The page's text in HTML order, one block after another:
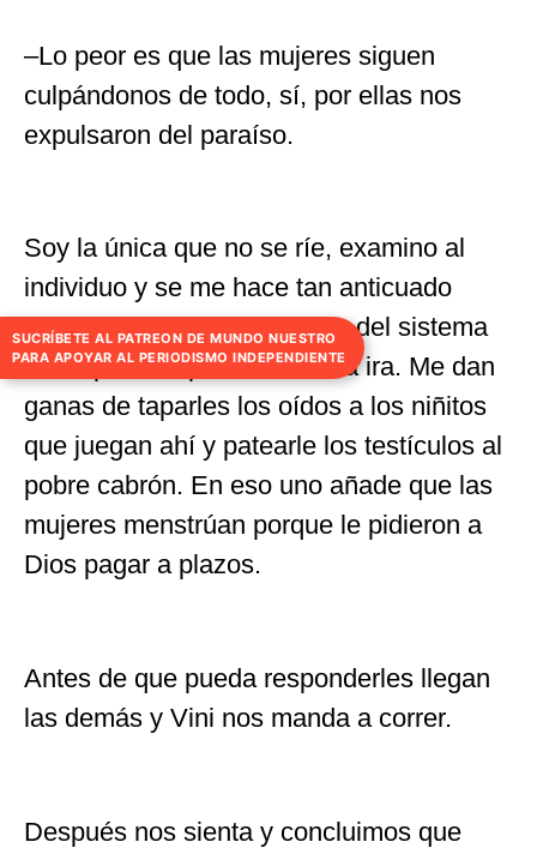
–Lo peor es que las mujeres siguen
culpándonos de todo, sí, por ellas nos
expulsaron del paraíso.
Soy la única que no se ríe, examino al
individuo y se me hace tan anticuado
como el modelo geocéntrico del sistema
solar, pero no puedo evitar la ira. Me dan
ganas de taparles los oídos a los niñitos
que juegan ahí y patearle los testículos al
pobre cabrón. En eso uno añade que las
mujeres menstrúan porque le pidieron a
Dios pagar a plazos.
Antes de que pueda responderles llegan
las demás y Vini nos manda a correr.
Después nos sienta y concluimos que
SUCRÍBETE AL PATREON DE MUNDO NUESTRO
PARA APOYAR AL PERIODISMO INDEPENDIENTE